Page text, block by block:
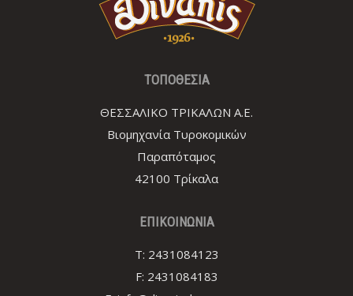
TOΠΟΘΕΣΙΑ
ΘΕΣΣΑΛΙΚΟ ΤΡΙΚΑΛΩΝ Α.Ε.
Βιομηχανία Τυροκομικών
Παραπόταμος
42100 Τρίκαλα
ΕΠΙΚΟΙΝΩΝΙΑ
T: 2431084123
F: 2431084183